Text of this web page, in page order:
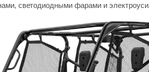
светодиодными фарами и